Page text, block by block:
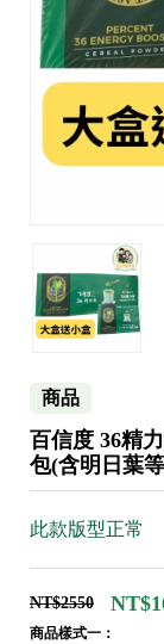
商品
百信度 36精
包(含明日葉
此款版型正常
NT$2550
商品樣式一：